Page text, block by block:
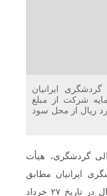
ایرانیان
شرکت از مبلغ
ريال به ۱۰.۵۰۰ میلیارد ريال از محل سود
گردشگری، هیأت
ایرانیان مطابق
اطلاعیه منتشر شده در سامانه کدال در تاریخ ۲۷ خرداد